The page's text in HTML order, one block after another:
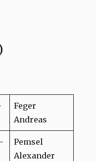
Feger
Andreas
Pemsel
Alexander